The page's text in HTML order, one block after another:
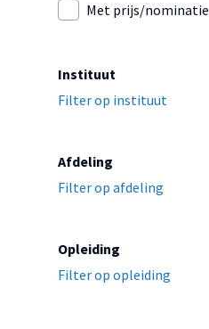
Met prijs/nominatie
Instituut
Filter op instituut
Afdeling
Filter op afdeling
Opleiding
Filter op opleiding